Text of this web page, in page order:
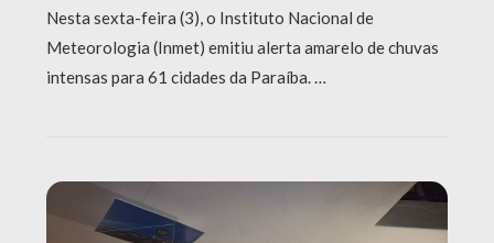
Nesta sexta-feira (3), o Instituto Nacional de
Meteorologia (Inmet) emitiu alerta amarelo de chuvas
intensas para 61 cidades da Paraíba. …